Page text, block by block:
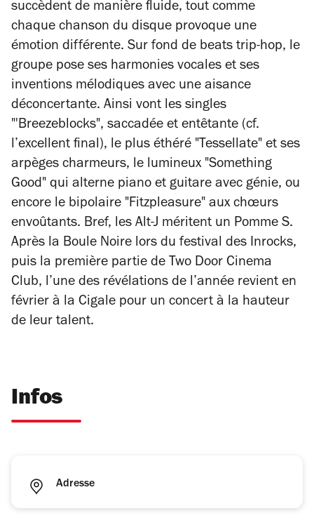
succèdent de manière fluide, tout comme
chaque chanson du disque provoque une
émotion différente. Sur fond de beats trip-hop, le
groupe pose ses harmonies vocales et ses
inventions mélodiques avec une aisance
déconcertante. Ainsi vont les singles
"'Breezeblocks", saccadée et entêtante (cf.
l’excellent final), le plus éthéré "Tessellate" et ses
arpèges charmeurs, le lumineux "Something
Good" qui alterne piano et guitare avec génie, ou
encore le bipolaire "Fitzpleasure" aux chœurs
envoûtants. Bref, les Alt-J méritent un Pomme S.
Après la Boule Noire lors du festival des Inrocks,
puis la première partie de Two Door Cinema
Club, l’une des révélations de l’année revient en
février à la Cigale pour un concert à la hauteur
de leur talent.
Infos
Adresse